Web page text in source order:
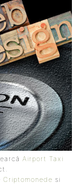
Airport Taxi
Criptomonede si